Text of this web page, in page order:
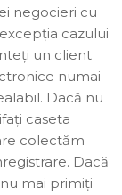
negocieri cu
cazului
un client
numai
Dacă nu
caseta
colectăm
Dacă
mai primiți